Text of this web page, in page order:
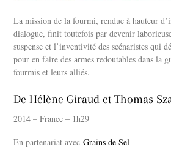
La mission de la fourmi, rendue à hauteur
dialogue, finit toutefois par devenir
suspense et l’inventivité des scénaristes qui
pour en faire des armes redoutables dans la
fourmis et leurs alliés.
De Hélène Giraud et Thomas
2014 – France – 1h29
En partenariat avecGrains de Sel